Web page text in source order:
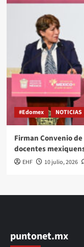
#Edomex NOTICIAS
Firman Convenio
docentes
EHF 10 julio, 2026
puntonet.mx